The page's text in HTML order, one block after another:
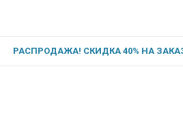
РАСПРОДАЖА! СКИДКА 40% НА